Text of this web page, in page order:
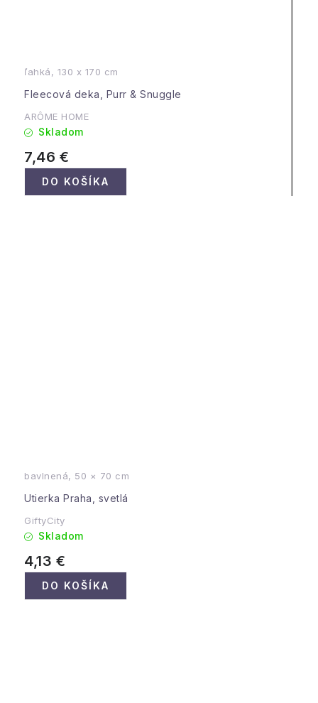
ľahká, 130 x 170 cm
Fleecová deka, Purr & Snuggle
ARÔME HOME
Skladom
7,46 €
DO KOŠÍKA
bavlnená, 50 × 70 cm
Utierka Praha, svetlá
GiftyCity
Skladom
4,13 €
DO KOŠÍKA